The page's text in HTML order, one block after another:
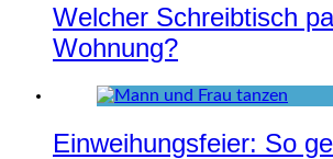
Welcher Schreibtisch
Wohnung?
Einweihungsfeier: So